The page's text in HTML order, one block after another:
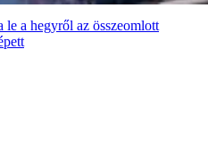
le a hegyről az összeomlott